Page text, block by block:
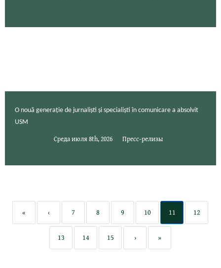
O nouă generație de jurnaliști și specialiști în comunicare a absolvit
USM
Среда июля 8th, 2026 Пресс-релизы
« ‹ 7 8 9 10 11 12
13 14 15 › »